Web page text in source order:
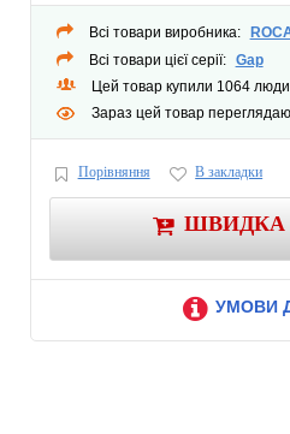
Всі товари виробника:
Всі товари цієї серії: Gap
Цей товар купили 1064
Зараз цей товар
Порівняння В закладки
ШВИДКА
УМОВИ